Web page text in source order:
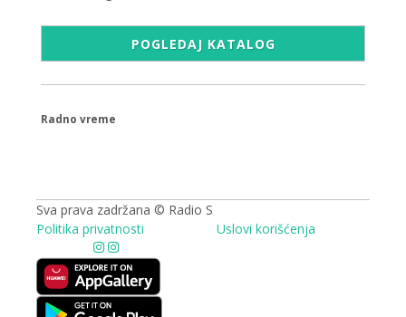
POGLEDAJ KATALOG
Radno vreme
Sva prava zadržana © Radio S
Politika privatnosti
Uslovi korišćenja